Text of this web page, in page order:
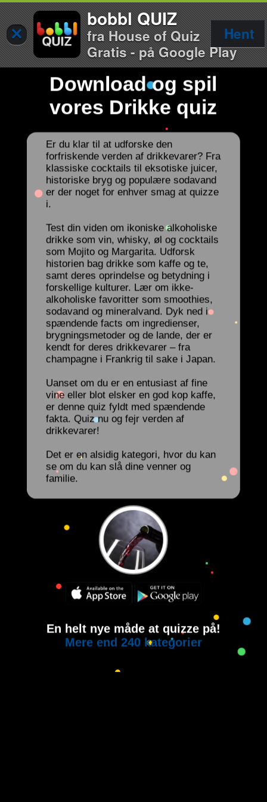
×
bobbl QUIZ
fra House of Quiz
Gratis - på Google Play
Hent
Download og spil
vores Drikke quiz
Er du klar til at udforske den
forfriskende verden af drikkevarer? Fra
klassiske cocktails til eksotiske juicer,
historiske bryg og populære sodavand
er der noget for enhver smag at quizze
i.
Test din viden om ikoniske alkoholiske
drikke som vin, whisky, øl og cocktails
som Mojito og Margarita. Udforsk
historien bag drikke som kaffe og te,
samt deres oprindelse og betydning i
forskellige kulturer. Lær om ikke-
alkoholiske favoritter som smoothies,
sodavand og mineralvand. Dyk ned i
spændende facts om ingredienser,
brygningsmetoder og de lande, der er
kendt for deres drikkevarer – fra
champagne i Frankrig til sake i Japan.
Uanset om du er en entusiast af fine
vine eller blot elsker en god kop kaffe,
er denne quiz fyldt med spændende
fakta. Quiz nu og fejr verden af
drikkevarer!
Det er en alsidig kategori, hvor du kan
se om du kan slå dine venner og
familie.
En helt nye måde at quizze på!
Mere end 240 kategorier